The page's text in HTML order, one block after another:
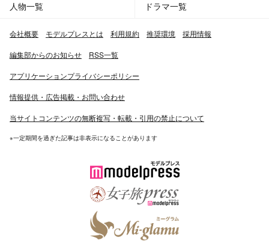
人物一覧 ドラマ一覧
会社概要 モデルプレスとは 利用規約 推奨環境 採用情報
編集部からのお知らせ RSS一覧
アプリケーションプライバシーポリシー
情報提供・広告掲載・お問い合わせ
当サイトコンテンツの無断複写・転載・引用の禁止について
※一定期間を過ぎた記事は非表示になることがあります